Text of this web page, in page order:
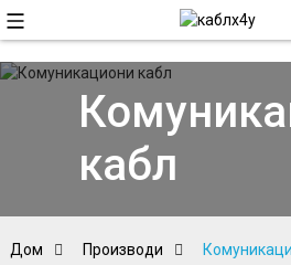
кабл
Дом Производи